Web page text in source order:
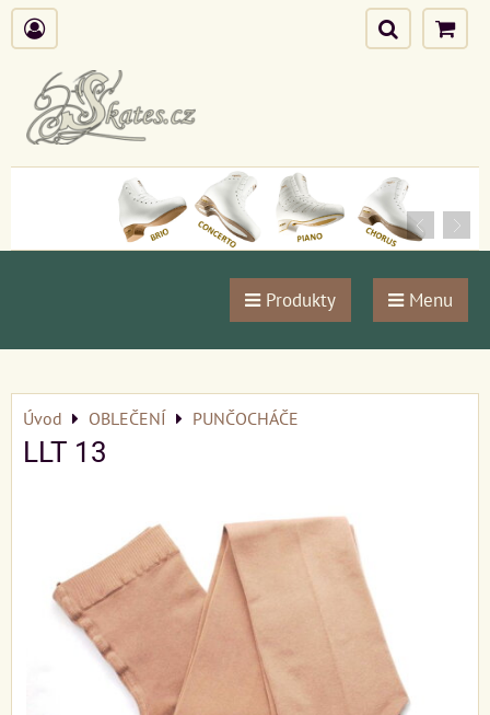
Produkty Menu
Úvod OBLEČENÍ PUNČOCHÁČE
LLT 13